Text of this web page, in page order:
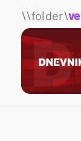
\\folder\